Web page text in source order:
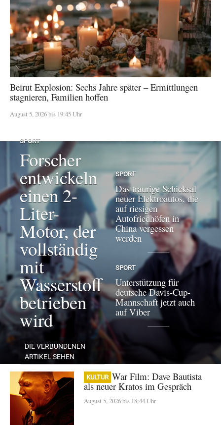
Beirut Explosion: Sechs Jahre später – Ermittlungen
stagnieren, Familien hoffen
August 5, 2026 bis 19:45 Uhr
SPORT
Forscher
entwickeln
einen 2-
Liter-
Motor, der
vollständig
mit
Wasserstoff
betrieben
wird
DIE VERBUNDENEN
ARTIKEL SEHEN
SPORT
Das traurige Schicksal
neuer Elektroautos, die
auf riesigen
Autofriedhöfen in
China vergessen
werden
SPORT
Unterstützung für
deutsche Davis-Cup-
Mannschaft jetzt auch
auf Viber
KULTUR
God of War Film: Dave Bautista
als neuer Kratos im Gespräch
August 5, 2026 bis 18:44 Uhr